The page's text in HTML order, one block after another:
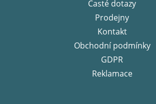
Časté dotazy
Prodejny
Kontakt
Obchodní podmínky
GDPR
Reklamace